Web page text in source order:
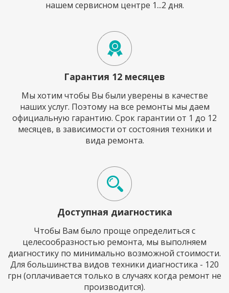
нашем сервисном центре 1...2 дня.
Гарантия 12 месяцев
Мы хотим чтобы Вы были уверены в качестве
наших услуг. Поэтому на все ремонты мы даем
официальную гарантию. Срок гарантии от 1 до 12
месяцев, в зависимости от состояния техники и
вида ремонта.
Доступная диагностика
Чтобы Вам было проще определиться с
целесообразностью ремонта, мы выполняем
диагностику по минимально возможной стоимости.
Для большинства видов техники диагностика - 120
грн (оплачивается только в случаях когда ремонт не
производится).